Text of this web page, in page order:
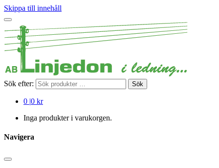
Skippa till innehåll
Sök efter: Sök
0 |0 kr
Inga produkter i varukorgen.
Navigera